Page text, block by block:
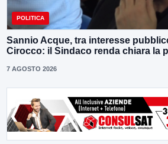
POLITICA
Sannio Acque, tra interesse
Cirocco: il Sindaco renda chiara la
7 AGOSTO 2026